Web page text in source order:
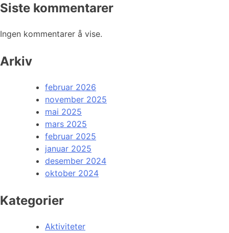
Siste kommentarer
Ingen kommentarer å vise.
Arkiv
februar 2026
november 2025
mai 2025
mars 2025
februar 2025
januar 2025
desember 2024
oktober 2024
Kategorier
Aktiviteter